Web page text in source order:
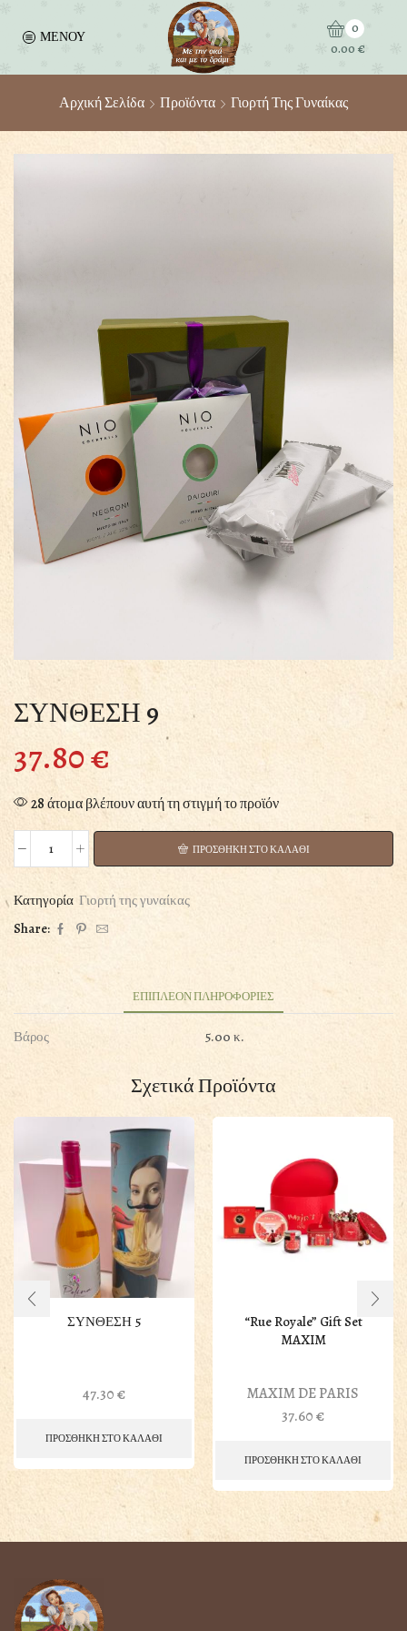
ΜΕΝΟΥ
0
0.00€
Αρχική Σελίδα Προϊόντα Γιορτή Της Γυναίκας
ΣΥΝΘΕΣΗ 9
37.80€
28 άτομα βλέπουν αυτή τη στιγμή το προϊόν
ΣΥΝΘΕΣΗ
9
ποσότητα
ΠΡΟΣΘΗΚΗ ΣΤΟ ΚΑΛΑΘΙ
Κατηγορία Γιορτή της γυναίκας
Share:
ΕΠΙΠΛΕΟΝ ΠΛΗΡΟΦΟΡΙΕΣ
Βάρος 5.00 κ.
Σχετικά Προϊόντα
ΣΥΝΘΕΣΗ 5
47.30€
ΠΡΟΣΘΗΚΗ ΣΤΟ ΚΑΛΑΘΙ
“Rue Royale” Gift Set
MAXIM
MAXIM DE PARIS
37.60€
ΠΡΟΣΘΗΚΗ ΣΤΟ ΚΑΛΑΘΙ